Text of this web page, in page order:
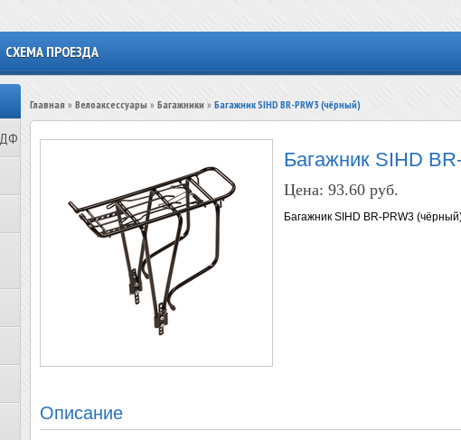
СХЕМА ПРОЕЗДА
Главная » Велоаксессуары » Багажники » Багажник SIHD BR-PRW3 (чёрный)
Багажник SIHD
Цена: 93.60 руб.
Багажник SIHD BR-PRW3
Описание